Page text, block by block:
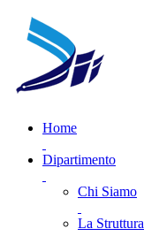
Home
Dipartimento
Chi Siamo
La Struttura